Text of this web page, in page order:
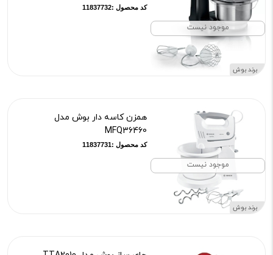
موجود نیست
برند بوش
کد محصول :11837732
موجود نیست
برند بوش
همزن کاسه دار بوش مدل
MFQ36460
کد محصول :11837731